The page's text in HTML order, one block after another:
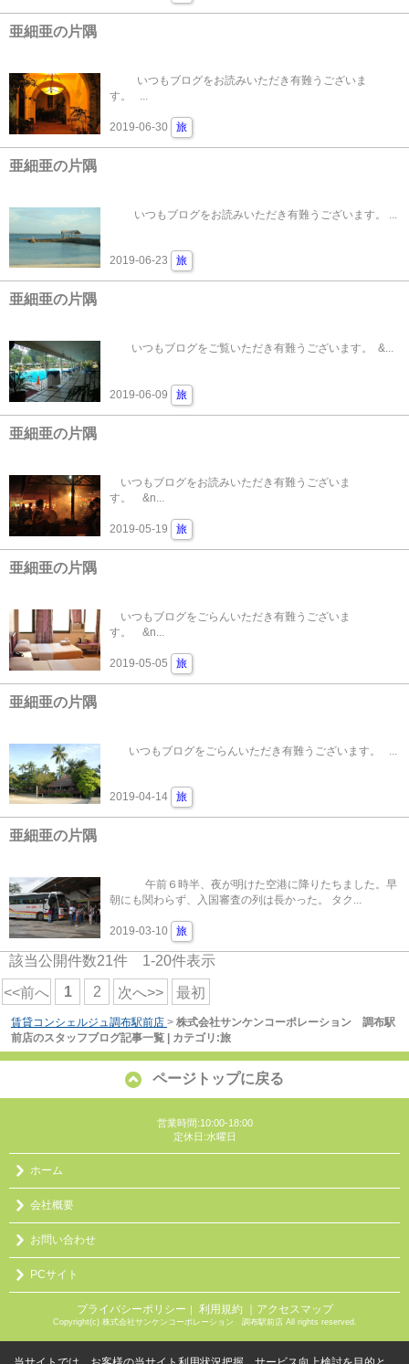
亜細亜の片隅
いつもブログをお読みいただき有難うございま
す。 ...
2019-06-30 旅
亜細亜の片隅
いつもブログをお読みいただき有難うございます。 ...
2019-06-23 旅
亜細亜の片隅
いつもブログをご覧いただき有難うございます。 &...
2019-06-09 旅
亜細亜の片隅
いつもブログをお読みいただき有難うございま
す。 &n...
2019-05-19 旅
亜細亜の片隅
いつもブログをごらんいただき有難うございま
す。 &n...
2019-05-05 旅
亜細亜の片隅
いつもブログをごらんいただき有難うございます。 ...
2019-04-14 旅
亜細亜の片隅
午前６時半、夜が明けた空港に降りたちました。早
朝にも関わらず、入国審査の列は長かった。 タク...
2019-03-10 旅
該当公開件数21件 1-20件表示
<<前へ 1 2 次へ>> 最初
賃貸コンシェルジュ調布駅前店 > 株式会社サンケンコーポレーション 調布駅
前店のスタッフブログ記事一覧 | カテゴリ:旅
ページトップに戻る
営業時間:10:00-18:00
定休日:水曜日
ホーム
会社概要
お問い合わせ
PCサイト
プライバシーポリシー ｜ 利用規約 ｜アクセスマップ
Copyright(c) 株式会社サンケンコーポレーション 調布駅前店 All rights reserved.